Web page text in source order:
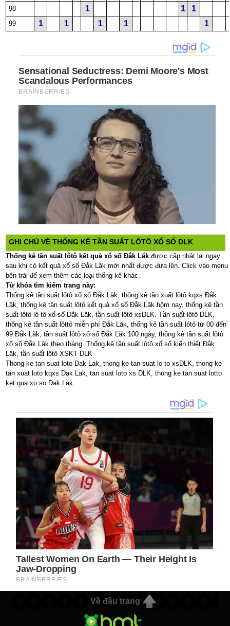
98
1 1 1
99 1 1 1 1 1
GHI CHÚ VỀ THỐNG KÊ TẦN SUẤT LÔTÔ XỔ SỐ DLK
Thống kê tần suất lôtô kết quả xổ số Đắk Lăk được cập nhật lại ngay
sau khi có kết quả xổ số Đắk Lăk mới nhất được đưa lên. Click vào menu
bên trái để xem thêm các loại thống kê khác.
Từ khóa tìm kiếm trang này:
Thống kê tần suất lôtô xổ số Đắk Lăk, thống kê tần xuất lôtô kqxs Đắk
Lăk, thống kê tần suất lôtô kết quả xổ số Đắk Lăk hôm nay, thống kê tần
suất lôtô lô tô xổ số Đắk Lăk, tần suất lôtô xsDLK. Tần suất lôtô DLK,
thống kê tần suất lôttô miễn phí Đắk Lăk, thống kê tần suất lôtô từ 00 đến
99 Đắk Lăk, tần suất lôtô xổ số Đắk Lăk 100 ngày, thống kê tần suất lôtô
xổ số Đắk Lăk theo tháng. Thống kê tần suất lôtô xổ số kiến thiết Đắk
Lăk, tần suất lôtô XSKT DLK
Thong ke tan suat loto Dak Lak, thong ke tan suat lo to xsDLK, thong ke
tan xuat loto kqxs Dak Lak, tan suat loto xs DLK, thong ke tan suat lotto
ket qua xo so Dak Lak.
Về đầu trang